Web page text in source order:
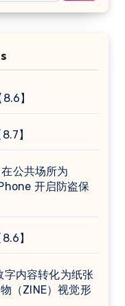
】
】
公共场所为
开启防盗保
】
内容转化为纸张
（ZINE）视觉形